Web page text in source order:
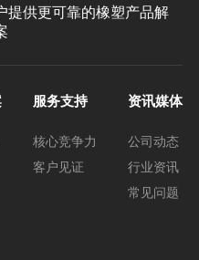
提供更可靠的橡塑产品解
服务支持
核心竞争力
客户见证
资讯媒体
公司动态
行业资讯
常见问题